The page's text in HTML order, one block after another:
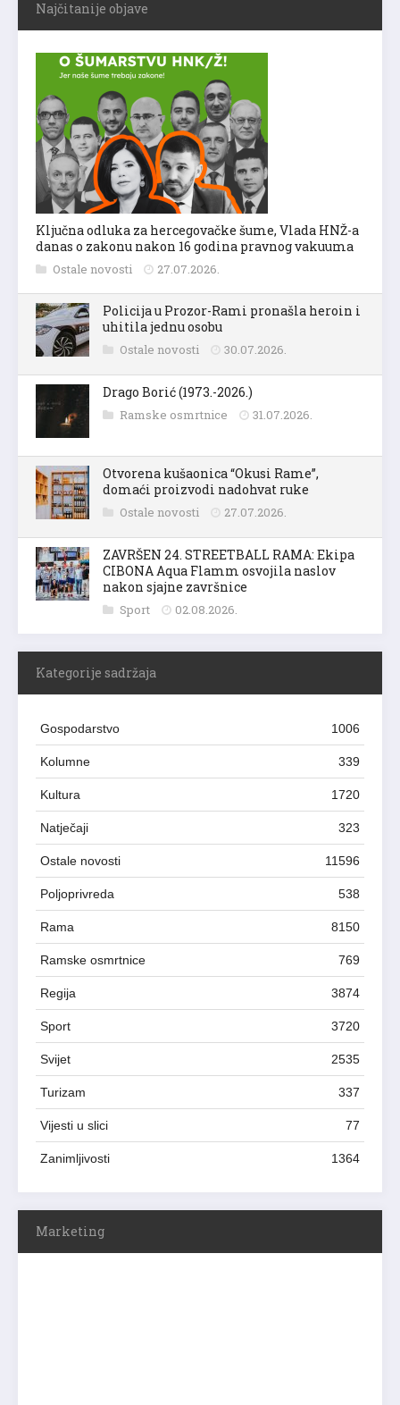
Najčitanije objave
Ključna odluka za hercegovačke šume, Vlada HNŽ-a
danas o zakonu nakon 16 godina pravnog vakuuma
Ostale novosti 27.07.2026.
Policija u Prozor-Rami pronašla heroin i
uhitila jednu osobu
Ostale novosti 30.07.2026.
Drago Borić (1973.-2026.)
Ramske osmrtnice 31.07.2026.
Otvorena kušaonica “Okusi Rame”,
domaći proizvodi nadohvat ruke
Ostale novosti 27.07.2026.
ZAVRŠEN 24. STREETBALL RAMA: Ekipa
CIBONA Aqua Flamm osvojila naslov
nakon sjajne završnice
Sport 02.08.2026.
Kategorije sadržaja
Gospodarstvo 1006
Kolumne 339
Kultura 1720
Natječaji 323
Ostale novosti 11596
Poljoprivreda 538
Rama 8150
Ramske osmrtnice 769
Regija 3874
Sport 3720
Svijet 2535
Turizam 337
Vijesti u slici 77
Zanimljivosti 1364
Marketing